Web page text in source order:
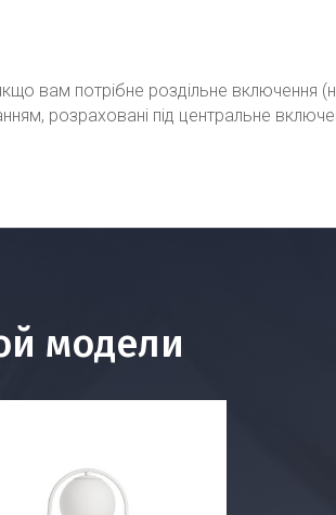
вам потрібне роздільне включення
розраховані під центральне
модели